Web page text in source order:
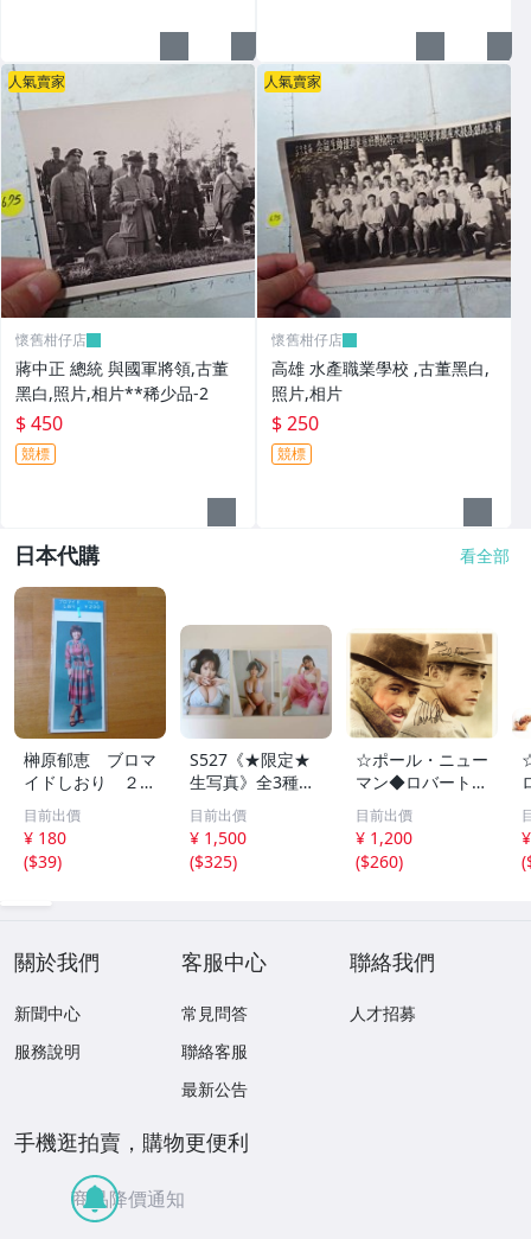
人氣賣家
懷舊柑仔店
蔣中正 總統 與國軍將領,古董
黑白,照片,相片**稀少品-2
$ 450
競標
人氣賣家
懷舊柑仔店
高雄 水產職業學校 ,古董黑白,
照片,相片
$ 250
競標
日本代購 看全部
榊原郁恵 ブロマ
イドしおり ２枚
組 レトロ 送料
１１０円 未開封
目前出價
¥ 180
($39)
S527《★限定★
生写真》全3種セ
ット【井口裕香】
FLASH（フラッシ
ュ）2026年8月18
日・25日合併号
目前出價
¥ 1,500
($325)
☆ポール・ニュー
マン◆ロバート・
レッドフォード◆
サイン入り写真◆
30x20㎝☆
目前出價
¥ 1,200
($260)
(
關於我們
新聞中心
服務說明
客服中心
常見問答
聯絡客服
最新公告
聯絡我們
人才招募
手機逛拍賣，購物更便利
商品降價通知